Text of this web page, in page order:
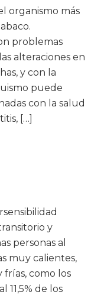
organismo más
problemas
alteraciones en
y con la
puede
con la salud
[…]
y
personas al
muy calientes,
frías, como los
11,5% de los